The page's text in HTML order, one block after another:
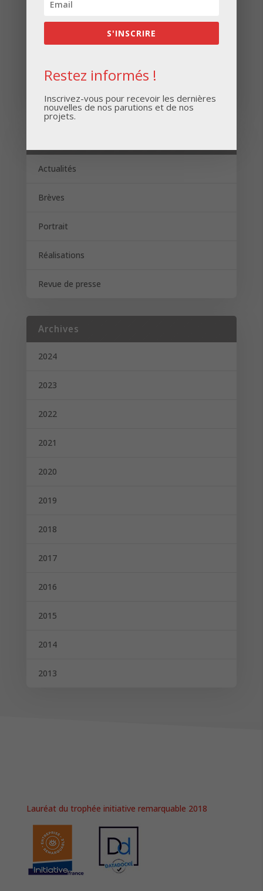
S'INSCRIRE
Actualités
Brèves
Portrait
Réalisations
Revue de presse
Archives
2024
2023
2022
2021
2020
2019
2018
2017
2016
2015
2014
2013
Lauréat du trophée initiative remarquable 2018
S'INSCRIRE
Restez informés !
Inscrivez-vous pour recevoir les dernières
nouvelles de nos parutions et de nos
projets.